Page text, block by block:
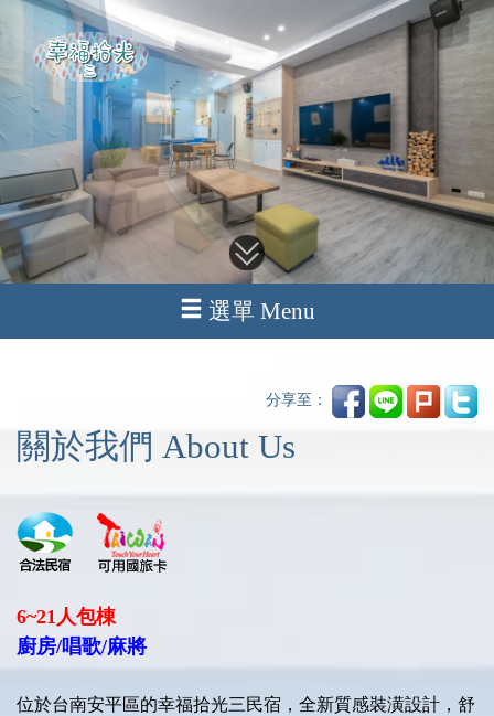
選單 Menu
分享至：
關於我們 About Us
6~21人包棟
廚房/唱歌/麻將
位於台南安平區的幸福拾光三民宿，全新質感裝潢設計，舒